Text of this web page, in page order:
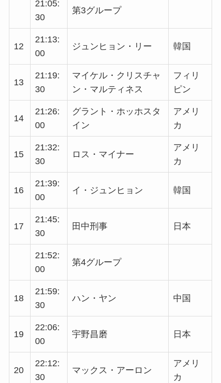
21:05:
30
第3グループ
12
21:13:
00
ジュンヒョン・リー 韓国
13
21:19:
30
マイケル・クリスチャ
ン・マルティネス
フィリ
ピン
14
21:26:
00
グラント・ホッホスタ
イン
アメリ
カ
15
21:32:
30
ロス・マイナー
アメリ
カ
16
21:39:
00
イ・ジュンヒョン 韓国
17
21:45:
30
田中刑事 日本
21:52:
00
第4グループ
18
21:59:
30
ハン・ヤン 中国
19
22:06:
00
宇野昌磨 日本
20
22:12:
30
マックス・アーロン
アメリ
カ